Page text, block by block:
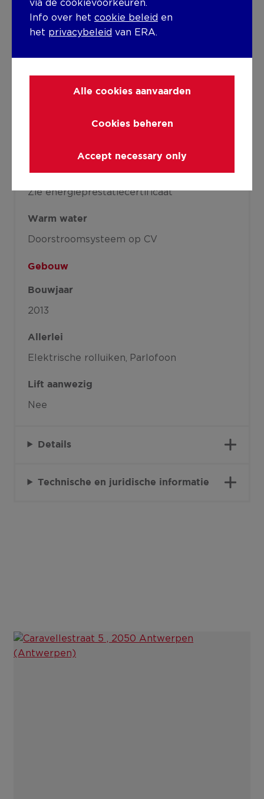
Radiator
Radiatoren
Gas
Isolatie
Zie energieprestatiecertificaat
Warm water
Doorstroomsysteem op CV
Gebouw
Bouwjaar
2013
Allerlei
Elektrische rolluiken Parlofoon
Lift aanwezig
Nee
Details
Technische en juridische informatie
via de cookievoorkeuren.
Info over het cookie beleid en
het privacybeleid van ERA.
Alle cookies aanvaarden
Cookies beheren
Accept necessary only